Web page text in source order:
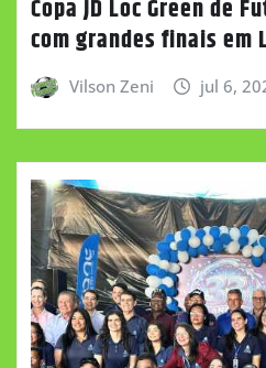
Copa JD Loc Green de
com grandes finais em
Vilson Zeni jul 6,